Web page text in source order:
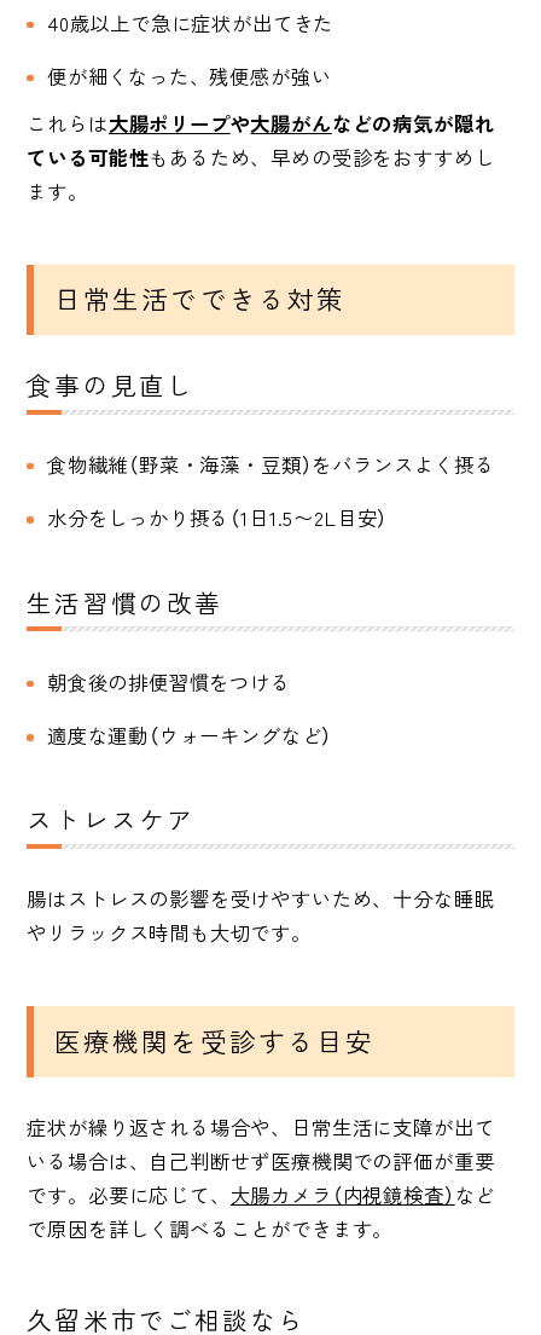
40歳以上で急に症状が出てきた
便が細くなった、残便感が強い
これらは大腸ポリープや大腸がんなどの病気が隠れ
ている可能性もあるため、早めの受診をおすすめし
ます。
日常生活でできる対策
食事の見直し
食物繊維（野菜・海藻・豆類）をバランスよく摂る
水分をしっかり摂る（1日1.5〜2L目安）
生活習慣の改善
朝食後の排便習慣をつける
適度な運動（ウォーキングなど）
ストレスケア
腸はストレスの影響を受けやすいため、十分な睡眠
やリラックス時間も大切です。
医療機関を受診する目安
症状が繰り返される場合や、日常生活に支障が出て
いる場合は、自己判断せず医療機関での評価が重要
です。必要に応じて、 大腸カメラ（内視鏡検査） など
で原因を詳しく調べることができます。
久留米市でご相談なら